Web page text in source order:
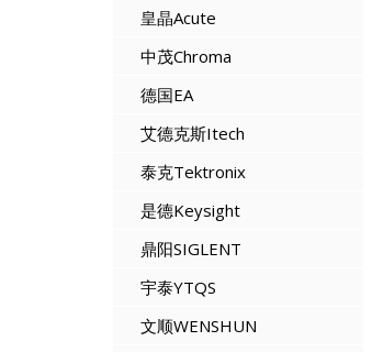
皇晶Acute
中茂Chroma
德国EA
艾德克斯Itech
泰克Tektronix
是德Keysight
鼎阳SIGLENT
宇泰YTQS
文顺WENSHUN